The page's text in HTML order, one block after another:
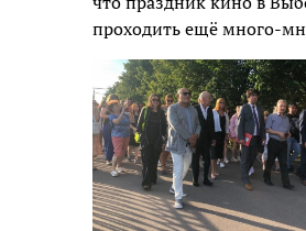
проходить ещё много-